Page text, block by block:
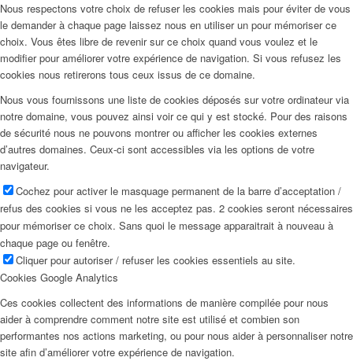
Nous respectons votre choix de refuser les cookies mais pour éviter de vous
le demander à chaque page laissez nous en utiliser un pour mémoriser ce
choix. Vous êtes libre de revenir sur ce choix quand vous voulez et le
modifier pour améliorer votre expérience de navigation. Si vous refusez les
cookies nous retirerons tous ceux issus de ce domaine.
Nous vous fournissons une liste de cookies déposés sur votre ordinateur via
notre domaine, vous pouvez ainsi voir ce qui y est stocké. Pour des raisons
de sécurité nous ne pouvons montrer ou afficher les cookies externes
d’autres domaines. Ceux-ci sont accessibles via les options de votre
navigateur.
Cochez pour activer le masquage permanent de la barre d’acceptation /
refus des cookies si vous ne les acceptez pas. 2 cookies seront nécessaires
pour mémoriser ce choix. Sans quoi le message apparaitrait à nouveau à
chaque page ou fenêtre.
Cliquer pour autoriser / refuser les cookies essentiels au site.
Cookies Google Analytics
Ces cookies collectent des informations de manière compilée pour nous
aider à comprendre comment notre site est utilisé et combien son
performantes nos actions marketing, ou pour nous aider à personnaliser notre
site afin d’améliorer votre expérience de navigation.